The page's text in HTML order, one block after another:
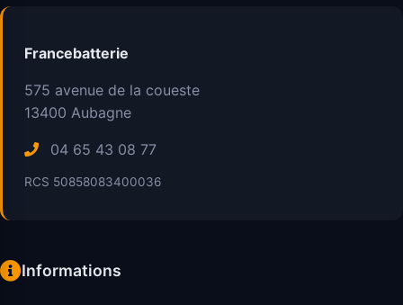
Francebatterie
575 avenue de la coueste
13400 Aubagne
04 65 43 08 77
RCS 50858083400036
Informations